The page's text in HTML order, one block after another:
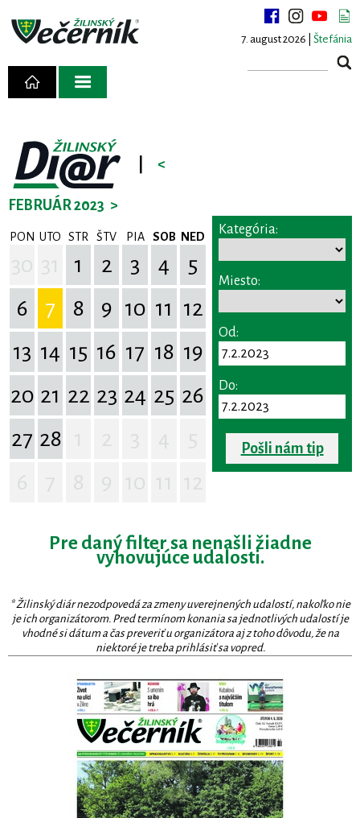
7. august 2026 | Štefánia
<
FEBRUÁR 2023 >
PON UTO STR ŠTV PIA SOB NED
1 2 3 4
5
6
7 8 9 10 11 12
13 14 15 16 17 18 19
20 21 22 23 24 25 26
27 28
Kategória:
Miesto:
Od:
Do:
Pošli nám tip
Pre daný filter sa nenašli žiadne
vyhovujúce udalosti.
* Žilinský diár nezodpovedá za zmeny uverejnených udalostí, nakoľko nie
je ich organizátorom. Pred termínom konania sa jednotlivých udalostí je
vhodné si dátum a čas preveriť u organizátora aj z toho dôvodu, že na
niektoré je treba prihlásiť sa vopred.